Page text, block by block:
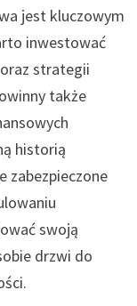
jest kluczowym
inwestować
strategii
także
historią
zabezpieczone
swoją
drzwi do